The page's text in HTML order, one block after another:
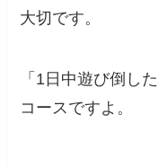
大切です。
「1日中遊び倒し
コースですよ。